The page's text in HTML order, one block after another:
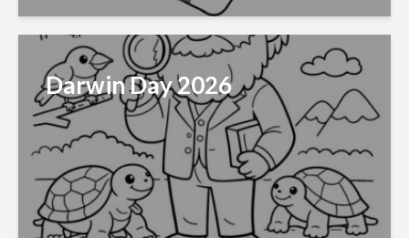
Darwin Day 2026